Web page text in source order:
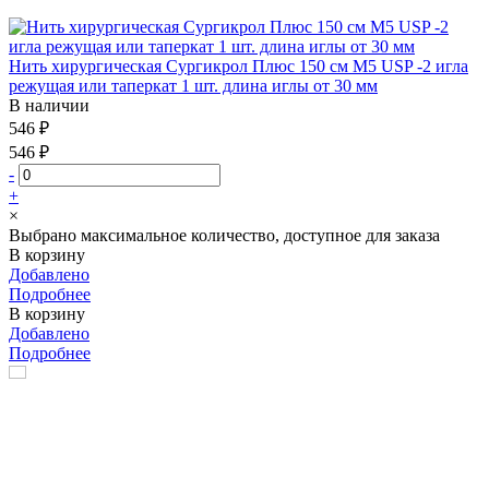
Нить хирургическая Сургикрол Плюс 150 см М5 USP -2 игла
режущая или таперкат 1 шт. длина иглы от 30 мм
В наличии
546 ₽
546 ₽
-
+
×
Выбрано максимальное количество, доступное для заказа
В корзину
Добавлено
Подробнее
В корзину
Добавлено
Подробнее